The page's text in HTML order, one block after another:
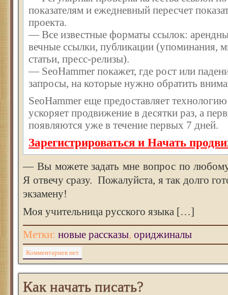
показателям и ежедневный пересчет
проекта.
— Все известные форматы ссылок:
вечные ссылки, публикации (упоминания,
статьи, пресс-релизы).
— SeoHammer покажет, где рост или
запросы, на которые нужно обратить
SeoHammer еще предоставляет
ускоряет продвижение в десятки раз, а
появляются уже в течение первых 7 дней.
Зарегистрироваться и Начать
— Вы можете задать мне вопрос по
Я отвечу сразу. Пожалуйста, я так долго
экзамену!
Моя учительница русского языка […]
Метки: новые рассказы, ориджиналы
Комментариев нет
Как начать писать?